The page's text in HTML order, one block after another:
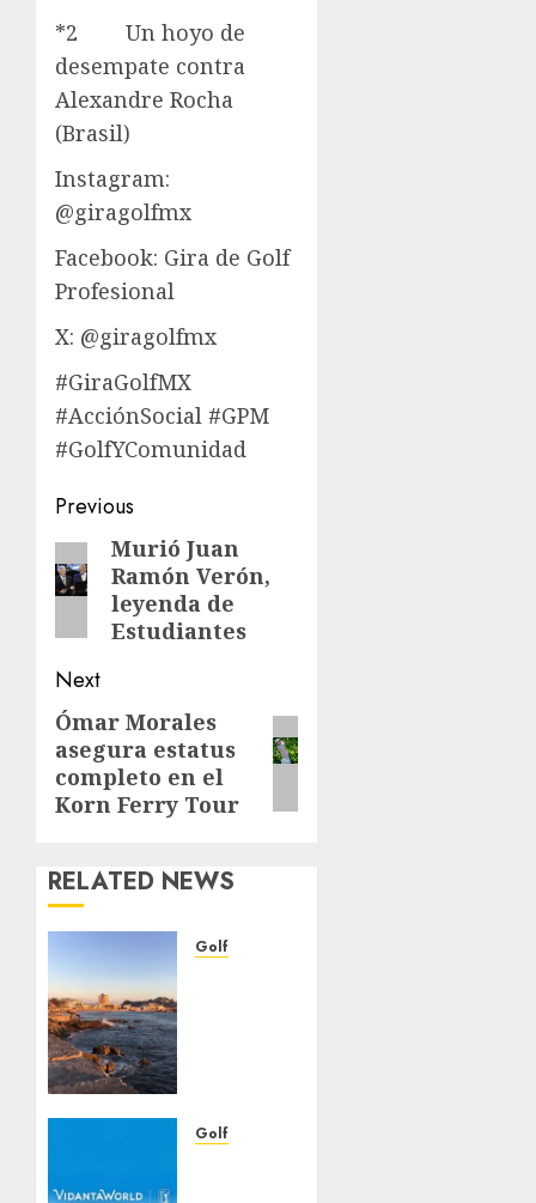
*2 Un hoyo de
desempate contra
Alexandre Rocha
(Brasil)
Instagram:
@giragolfmx
Facebook: Gira de Golf
Profesional
X: @giragolfmx
#GiraGolfMX
#AcciónSocial #GPM
#GolfYComunidad
Post
navigation
Previous
Previous
post:
Murió Juan
Ramón Verón,
leyenda de
Estudiantes
Next
Next
post:
Ómar Morales
asegura estatus
completo en el
Korn Ferry Tour
RELATED NEWS
Golf
Golf